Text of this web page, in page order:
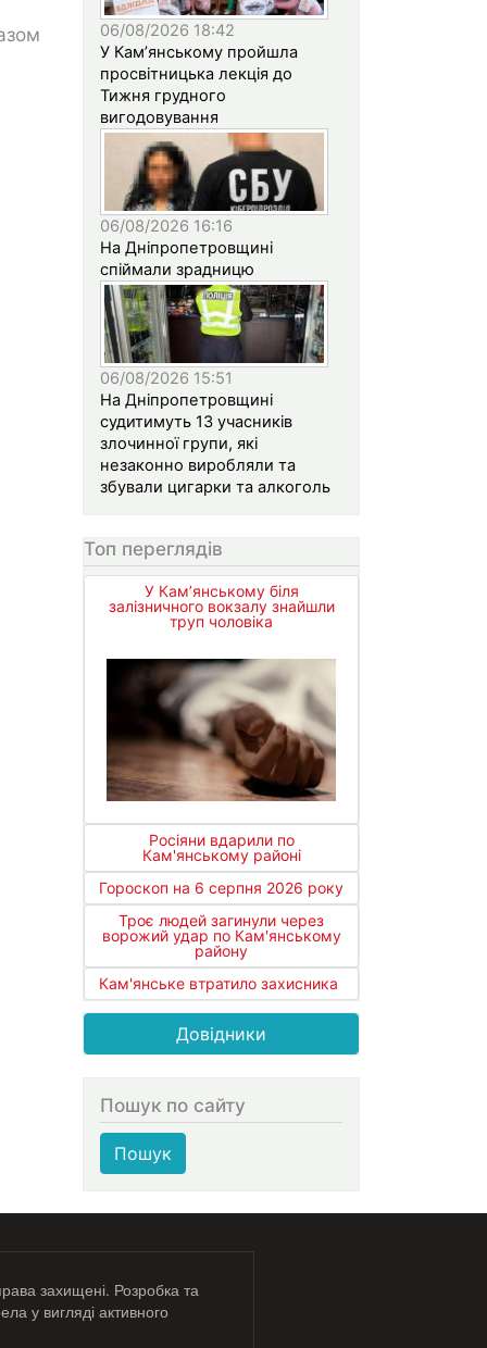
06/08/2026 18:42
У Кам’янському пройшла
просвітницька лекція до
Тижня грудного
вигодовування
06/08/2026 16:16
На Дніпропетровщині
спіймали зрадницю
06/08/2026 15:51
На Дніпропетровщині
судитимуть 13 учасників
злочинної групи, які
незаконно виробляли та
збували цигарки та алкоголь
Топ переглядів
У Кам’янському біля
залізничного вокзалу знайшли
труп чоловіка
Росіяни вдарили по
Кам'янському районі
Гороскоп на 6 серпня 2026 року
Троє людей загинули через
ворожий удар по Кам'янському
району
Кам'янське втратило захисника
Довідники
Пошук по сайту
Пошук
захищені. Розробка та
у вигляді активного